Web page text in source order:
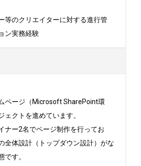
等のクリエイターに対する進行管
ン実務経験
ページ（Microsoft SharePoint環
ェクトを進めています。
ナー2名でページ制作を行ってお
全体設計（トップダウン設計）がな
です。